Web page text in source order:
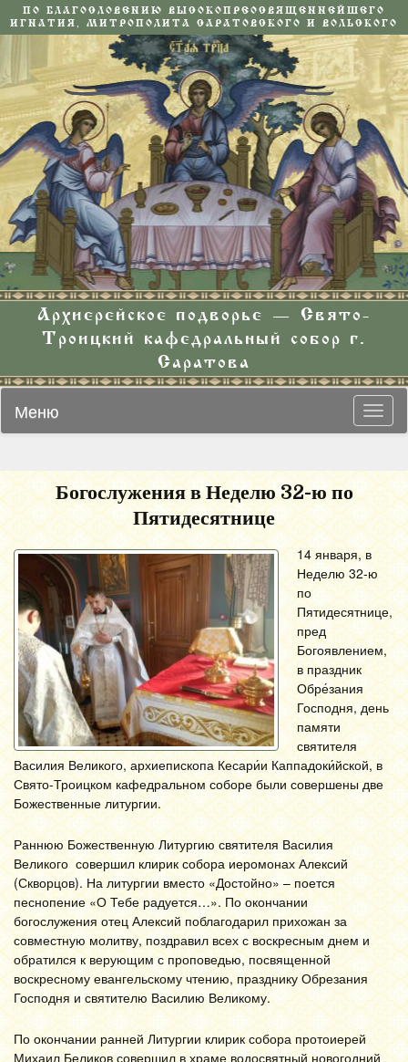
ПО БЛАГОСЛОВЕНИЮ ВЫСОКОПРЕОСВЯЩЕННЕЙШЕГО
ИГНАТИЯ, МИТРОПОЛИТА САРАТОВСКОГО И ВОЛЬСКОГО
Архиерейское подворье — Свято-
Троицкий кафедральный собор г.
Саратова
Меню
Богослужения в Неделю 32-ю по
Пятидесятнице
14 января, в
Неделю 32-ю
по
Пятидесятнице,
пред
Богоявлением,
в праздник
Обре́зания
Господня, день
памяти
святителя
Василия Великого, архиепископа Кесари́и Каппадоки́йской, в
Свято-Троицком кафедральном соборе были совершены две
Божественные литургии.
Раннюю Божественную Литургию святителя Василия
Великого совершил клирик собора иеромонах Алексий
(Скворцов). На литургии вместо «Достойно» – поется
песнопение «О Тебе радуется…». По окончании
богослужения отец Алексий поблагодарил прихожан за
совместную молитву, поздравил всех с воскресным днем и
обратился к верующим с проповедью, посвященной
воскресному евангельскому чтению, празднику Обрезания
Господня и святителю Василию Великому.
По окончании ранней Литургии клирик собора протоиерей
Михаил Беликов совершил в храме водосвятный новогодний